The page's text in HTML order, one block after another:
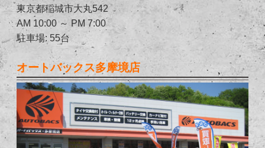
東京都稲城市大丸542
AM 10:00 ～ PM 7:00
駐車場: 55台
オートバックス多摩境店